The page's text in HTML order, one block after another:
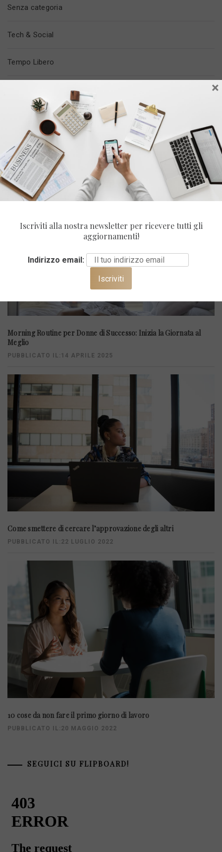
Senza categoria
Tech & Social
Tempo Libero
Vita In Ufficio
ULTIMI POST
Morning Routine per Donne di Successo: Inizia la Giornata al
Meglio
PUBBLICATO IL:14 APRILE 2025
Come smettere di cercare l’approvazione degli altri
PUBBLICATO IL:22 LUGLIO 2022
10 cose da non fare il primo giorno di lavoro
PUBBLICATO IL:20 MAGGIO 2022
SEGUICI SU FLIPBOARD!
Iscriviti alla nostra newsletter per ricevere tutti gli
aggiornamenti!
Indirizzo email:
×